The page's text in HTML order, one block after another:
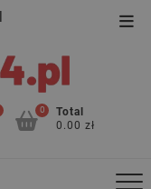
0
Total
0.00 zł